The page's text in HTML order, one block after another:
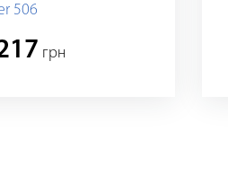
506
грн